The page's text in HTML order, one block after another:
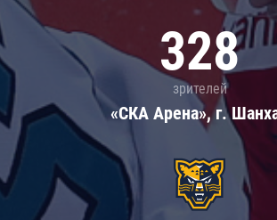
328
зрителей
«СКА Арена», г.